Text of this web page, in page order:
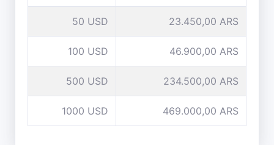
50 USD 23.450,00 ARS
100 USD 46.900,00 ARS
500 USD 234.500,00 ARS
1000 USD 469.000,00 ARS